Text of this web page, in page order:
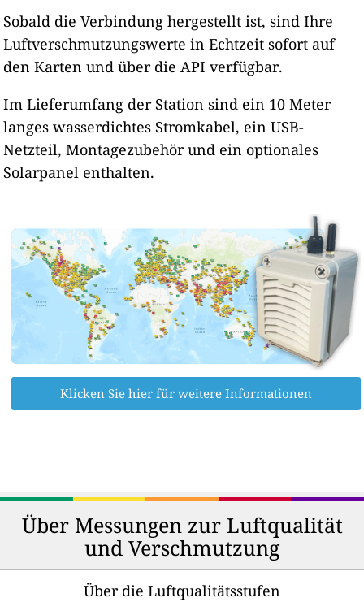
Sobald die Verbindung hergestellt ist, sind Ihre
Luftverschmutzungswerte in Echtzeit sofort auf
den Karten und über die API verfügbar.
Im Lieferumfang der Station sind ein 10 Meter
langes wasserdichtes Stromkabel, ein USB-
Netzteil, Montagezubehör und ein optionales
Solarpanel enthalten.
Klicken Sie hier für weitere Informationen
Über Messungen zur Luftqualität
und Verschmutzung
Über die Luftqualitätsstufen